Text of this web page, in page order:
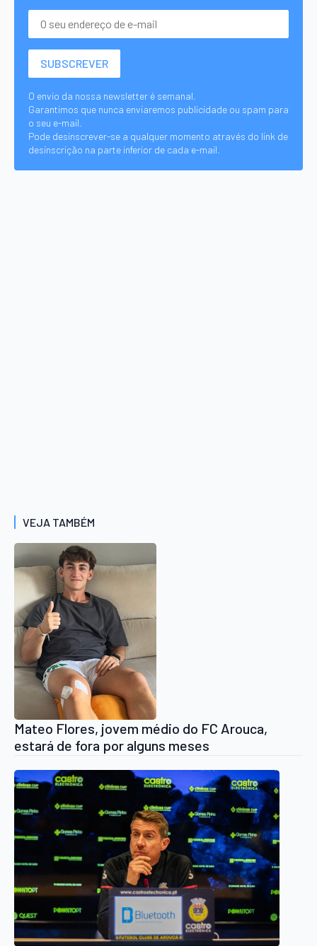
O envio da nossa newsletter é semanal.
Garantimos que nunca enviaremos publicidade ou spam para
o seu e-mail.
Pode desinscrever-se a qualquer momento através do link de
desinscrição na parte inferior de cada e-mail.
VEJA TAMBÉM
Mateo Flores, jovem médio do FC Arouca,
estará de fora por alguns meses